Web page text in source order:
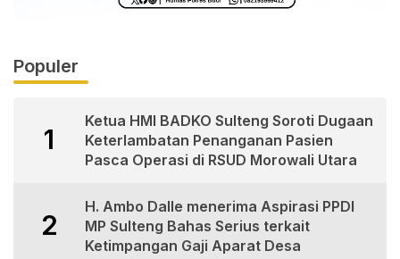
Populer
1
Ketua HMI BADKO Sulteng Soroti Dugaan
Keterlambatan Penanganan Pasien
Pasca Operasi di RSUD Morowali Utara
2
H. Ambo Dalle menerima Aspirasi PPDI
MP Sulteng Bahas Serius terkait
Ketimpangan Gaji Aparat Desa